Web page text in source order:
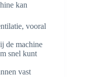
kan
vooral
de machine
snel kunt
vast